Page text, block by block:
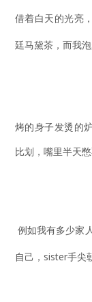
借着白天的光亮
廷马黛茶，而我
烤的身子发烫的
比划，嘴里半天
例如我有多少家
自己，sister手尖